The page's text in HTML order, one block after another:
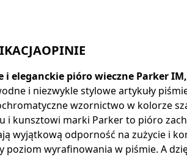
OPINIE
i eleganckie pióro wieczne Parker
i niezwykle stylowe artykuły
wzornictwo w kolorze
i kunsztowi marki Parker to pióro
wyjątkową odporność na zużycie i
poziom wyrafinowania w piśmie. A